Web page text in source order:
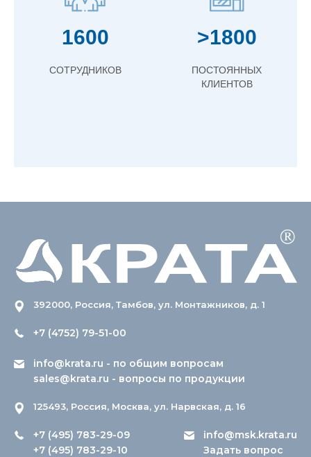
1600
СОТРУДНИКОВ
>1800
ПОСТОЯННЫХ
КЛИЕНТОВ
392000, Россия, Тамбов, ул. Монтажников, д. 1
+7 (4752) 79-51-00
info@krata.ru - по общим вопросам
sales@krata.ru - вопросы по продукции
125493, Россия, Москва, ул. Нарвская, д. 16
+7 (495) 783-29-09
+7 (495) 783-29-10
info@msk.krata.ru
Задать вопрос